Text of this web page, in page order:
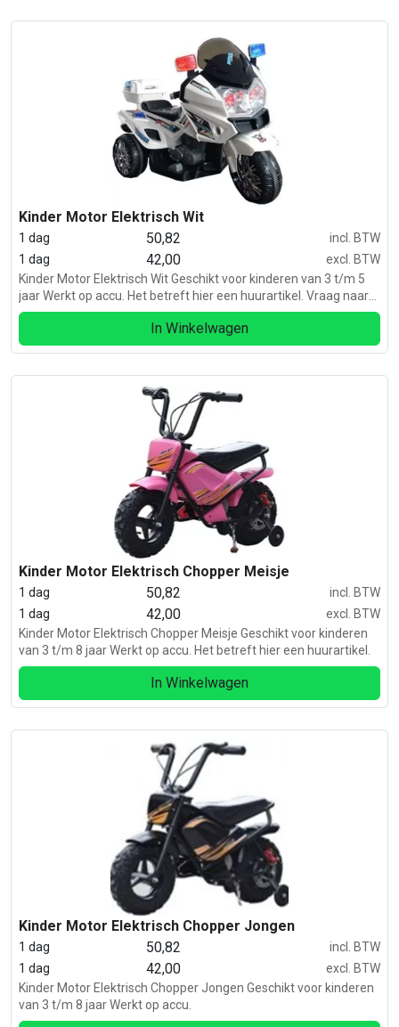
Kinder Motor Elektrisch Wit
1 dag 50,82
incl. BTW
1 dag
42,00
excl. BTW
Kinder Motor Elektrisch Wit Geschikt voor kinderen van 3 t/m 5
jaar Werkt op accu. Het betreft hier een huurartikel. Vraag naar
de transportmogelijkheden bezorgen en ophalen van de
In Winkelwagen
Kinder Motor Elektrisch Chopper Meisje
1 dag 50,82
incl. BTW
1 dag
42,00
excl. BTW
Kinder Motor Elektrisch Chopper Meisje Geschikt voor kinderen
van 3 t/m 8 jaar Werkt op accu. Het betreft hier een huurartikel.
In Winkelwagen
Kinder Motor Elektrisch Chopper Jongen
1 dag 50,82
incl. BTW
1 dag
42,00
excl. BTW
Kinder Motor Elektrisch Chopper Jongen Geschikt voor kinderen
van 3 t/m 8 jaar Werkt op accu.